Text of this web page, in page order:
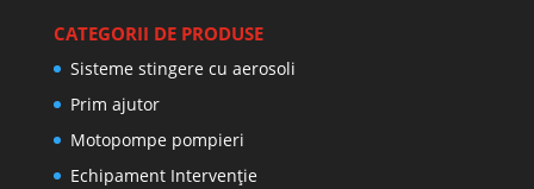
CATEGORII DE PRODUSE
Sisteme stingere cu aerosoli
Prim ajutor
Motopompe pompieri
Echipament Intervenție